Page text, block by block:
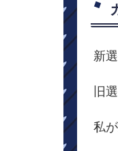
新
旧
私